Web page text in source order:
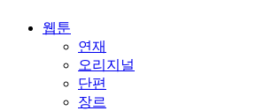
웹툰
연재
오리지널
단편
장르